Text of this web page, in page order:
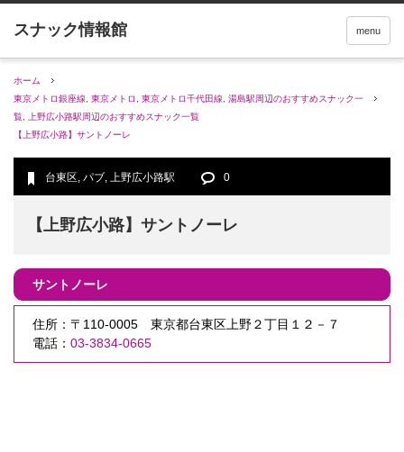
menu
ホーム
東京メトロ銀座線
東京メトロ 東京メトロ千代田線
湯島駅周辺のおすすめスナック一
覧
上野広小路駅周辺のおすすめスナック一覧
【上野広小路】サントノーレ
台東区, パブ, 上野広小路駅 0
【上野広小路】サントノーレ
サントノーレ
住所：〒110-0005 東京都台東区上野２丁目１２－７
電話： 03-3834-0665